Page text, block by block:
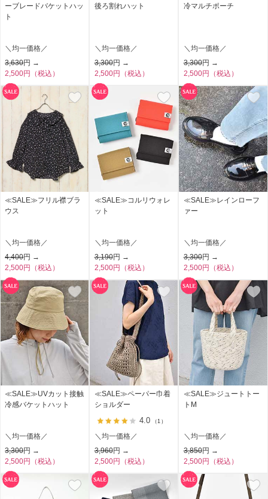
ーブレードバケットハッ
ト
＼均一価格／
3,630円 →
2,500円（税込）
後ろ割れハット
＼均一価格／
3,300円 →
2,500円（税込）
冷マルチポーチ
＼均一価格／
3,300円 →
2,500円（税込）
≪SALE≫フリル襟ブラ
ウス
＼均一価格／
4,400円 →
2,500円（税込）
≪SALE≫コルリウォレ
ット
＼均一価格／
3,190円 →
2,500円（税込）
≪SALE≫レインローフ
ァー
＼均一価格／
3,300円 →
2,500円（税込）
≪SALE≫UVカット接触
冷感バケットハット
＼均一価格／
3,300円 →
2,500円（税込）
≪SALE≫ペーパー巾着
ショルダー
4.0 （1）
＼均一価格／
3,960円 →
2,500円（税込）
≪SALE≫ジュートトー
トM
＼均一価格／
3,850円 →
2,500円（税込）